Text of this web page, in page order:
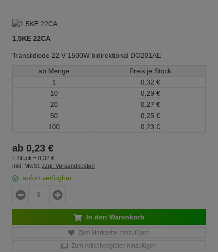
1,5KE 22CA
Transildiode 22 V 1500W bidirektional DO201AE
ab Menge
Preis je Stück
1
0, 32 €
10
0, 29 €
20
0, 27 €
50
0, 25 €
100
0, 23 €
ab 0,23 €
1 Stück = 0, 32 €
inkl. MwSt. zzgl. Versandkosten
sofort verfügbar
In den Warenkorb
Zum Merkzettel hinzufügen
Zum Artikelvergleich hinzufügen